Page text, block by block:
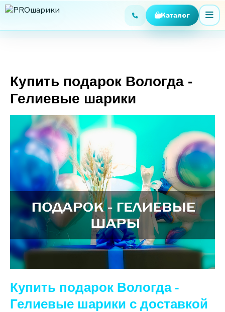
Купить подарок Вологда -
Гелиевые шарики
Купить подарок Вологда -
Гелиевые шарики с доставкой